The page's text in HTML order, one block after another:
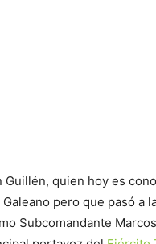
Guillén, quien hoy es
pero que pasó a
Subcomandante